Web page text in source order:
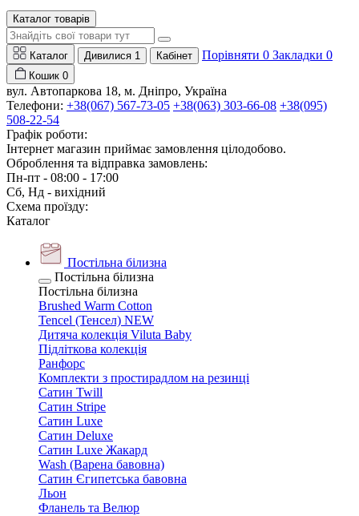
Каталог товарів
Каталог Дивилися 1 Кабінет Порівняти 0 Закладки 0
Кошик 0
вул. Автопаркова 18, м. Дніпро, Україна
Телефони: +38(067) 567-73-05 +38(063) 303-66-08 +38(095)
508-22-54
Графік роботи:
Інтернет магазин приймає замовлення цілодобово.
Оброблення та відправка замовлень:
Пн-пт - 08:00 - 17:00
Сб, Нд - вихідний
Схема проїзду:
Каталог
Постільна білизна
Постільна білизна
Постільна білизна
Brushed Warm Cotton
Tencel (Тенсел) NEW
Дитяча колекція Viluta Baby
Підліткова колекція
Ранфорс
Комплекти з простирадлом на резинці
Сатин Twill
Сатин Stripe
Сатин Luxe
Сатин Deluxe
Сатин Luxe Жакард
Wash (Варена бавовна)
Сатин Єгипетська бавовна
Льон
Фланель та Велюр